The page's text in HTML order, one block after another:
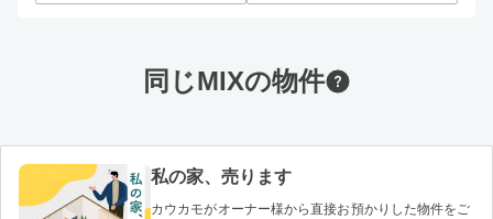
同じMIXの物件
私の家、売ります
カウカモがオーナー様から直接お預かりした物件をご